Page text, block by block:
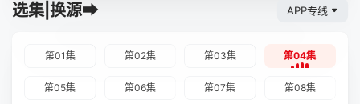
选集|换源➡ APP专线
第01集 第02集 第03集 第04集
第05集 第06集 第07集 第08集